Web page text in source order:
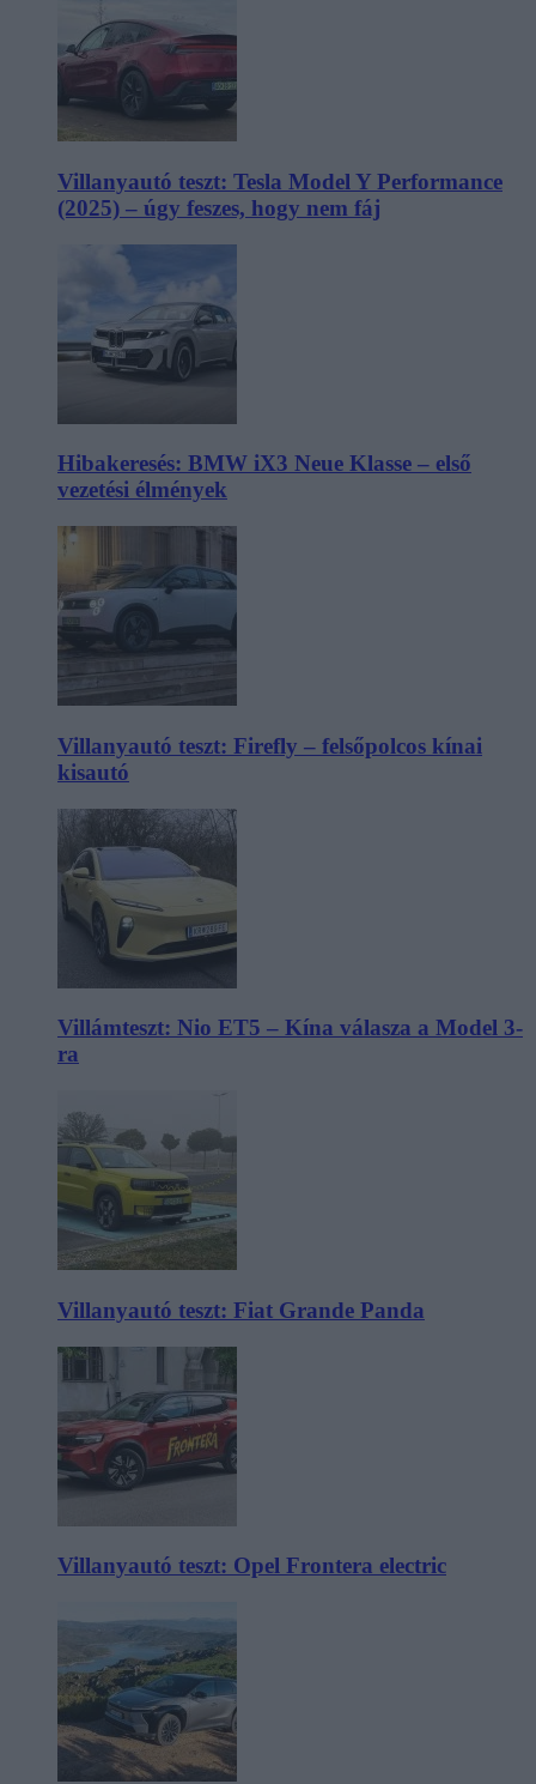
Villanyautó teszt: Tesla Model Y Performance
(2025) – úgy feszes, hogy nem fáj
Hibakeresés: BMW iX3 Neue Klasse – első
vezetési élmények
Villanyautó teszt: Firefly – felsőpolcos kínai
kisautó
Villámteszt: Nio ET5 – Kína válasza a Model 3-
ra
Villanyautó teszt: Fiat Grande Panda
Villanyautó teszt: Opel Frontera electric